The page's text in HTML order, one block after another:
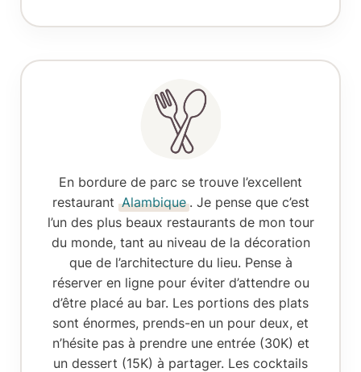
En bordure de parc se trouve l’excellent
restaurant Alambique . Je pense que c’est
l’un des plus beaux restaurants de mon tour
du monde, tant au niveau de la décoration
que de l’architecture du lieu. Pense à
réserver en lignepour éviter d’attendre ou
d’être placé au bar. Les portions des plats
sont énormes, prends-en un pour deux, et
n’hésite pas à prendre une entrée (30K) et
un dessert (15K) à partager. Les cocktails